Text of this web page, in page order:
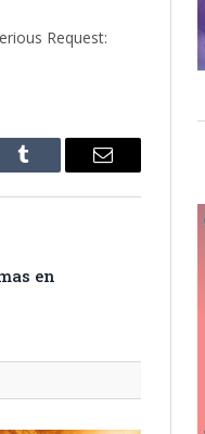
Request:
Tumblr Email
en